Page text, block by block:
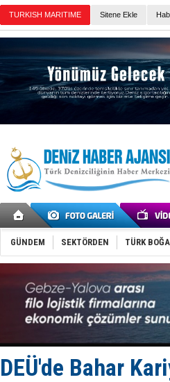
TURKISH MARITIME Sitene Ekle
GÜNDEM SEKTÖRDEN TÜRK
DEÜ'de Bahar